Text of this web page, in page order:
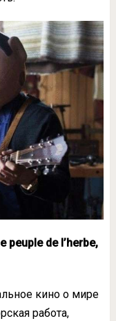
de l’herbe,
кино о мире
работа,